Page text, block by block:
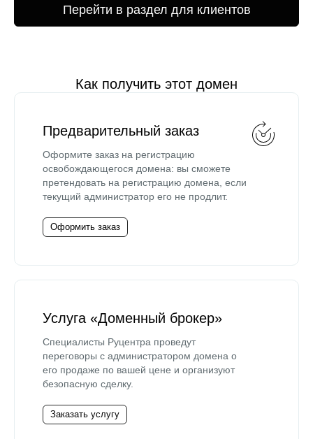
Перейти в раздел для клиентов
Как получить этот домен
Предварительный заказ
Оформите заказ на регистрацию
освобождающегося домена: вы сможете
претендовать на регистрацию домена, если
текущий администратор его не продлит.
Оформить заказ
Услуга «Доменный брокер»
Специалисты Руцентра проведут
переговоры с администратором домена о
его продаже по вашей цене и организуют
безопасную сделку.
Заказать услугу